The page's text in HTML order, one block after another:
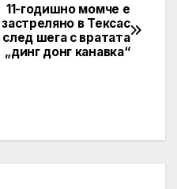
11-годишно момче е
застреляно в Тексас
след шега с вратата
„динг донг канавка“